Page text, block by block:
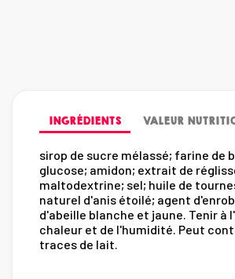
INGRÉDIENTS VALEUR
sirop de sucre mélassé; farine de
glucose; amidon; extrait de
maltodextrine; sel; huile de
naturel d'anis étoilé; agent
d'abeille blanche et jaune. Tenir à
chaleur et de l'humidité. Peut
traces de lait.